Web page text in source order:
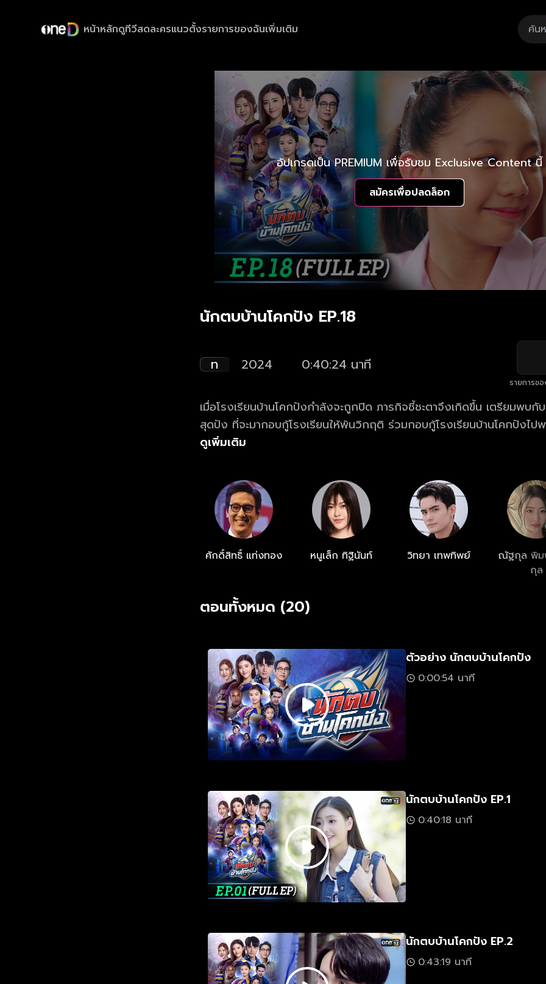
หน้าหลักดูทีวีสดละครแนวตั้งรายการของฉันเพิ่มเติม
อัปเกรดเป็น PREMIUM เพื่อรับชม Exclusive Content นี้
สมัครเพื่อปลดล็อก
นักตบบ้านโคกปัง EP.18
ท 2024 0:40:24 นาที
รายการข
เมื่อโรงเรียนบ้านโคกปังกำลังจะถูกปิด ภารกิจชี้ชะตาจึงเกิดขึ้น เตรียมพบกั
สุดปัง ที่จะมากอบกู้โรงเรียนให้พ้นวิกฤติ ร่วมกอบกู้โรงเรียนบ้านโคกปังไป
ดูเพิ่มเติม
ศักดิ์สิทธิ์ แท่งทอง หนูเล็ก ทิฐินันท์ วิทยา เทพทิพย์
ณัฐกุล พิม
กุล
ตอนทั้งหมด (20)
ตัวอย่าง นักตบบ้านโคกปัง
0:00:54 นาที
นักตบบ้านโคกปัง EP.1
0:40:18 นาที
นักตบบ้านโคกปัง EP.2
0:43:19 นาที